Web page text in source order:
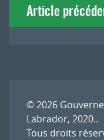
deArticle
© 2026
Labrador, 2020..
Tous droits